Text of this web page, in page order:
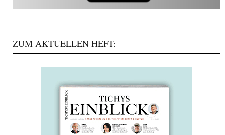
ZUM AKTUELLEN HEFT: